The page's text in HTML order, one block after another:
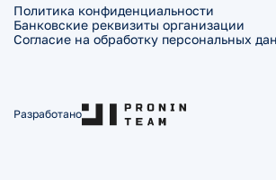
Политика конфиденциальности
Банковские реквизиты организации
Согласие на обработку персональных
Разработано